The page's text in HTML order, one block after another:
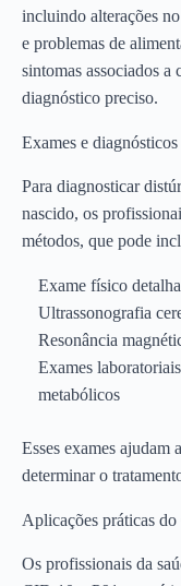
incluindo alterações
e problemas de
sintomas associados a
diagnóstico preciso.
Exames e
Para diagnosticar
nascido, os
métodos, que pode
Exame físico
Ultrassonografia
Resonância
Exames
metabólicos
Esses exames
determinar o
Aplicações práticas
Os profissionais da